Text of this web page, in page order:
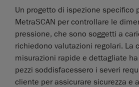
Un progetto di ispezione specifico
MetraSCAN per controllare le
pressione, che sono soggetti a
richiedono valutazioni regolari. La
misurazioni rapide e dettagliate
pezzi soddisfacessero i severi
cliente per assicurare sicurezza e